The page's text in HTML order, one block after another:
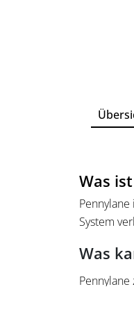
Was
System
Was
und